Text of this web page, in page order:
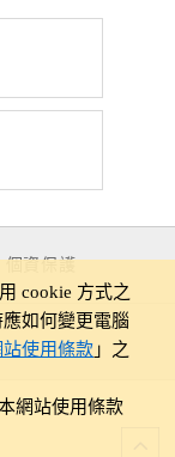
個資保護
cookie 方式之
如何變更電腦
使用條款 」之
網站使用條款